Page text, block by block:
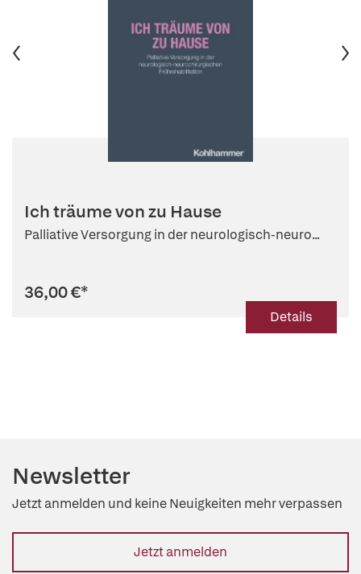
Ich träume von zu Hause
Palliative Versorgung in der neurologisch-neuro...
36,00 €*
Details
Newsletter
Jetzt anmelden und keine Neuigkeiten mehr verpassen
Jetzt anmelden